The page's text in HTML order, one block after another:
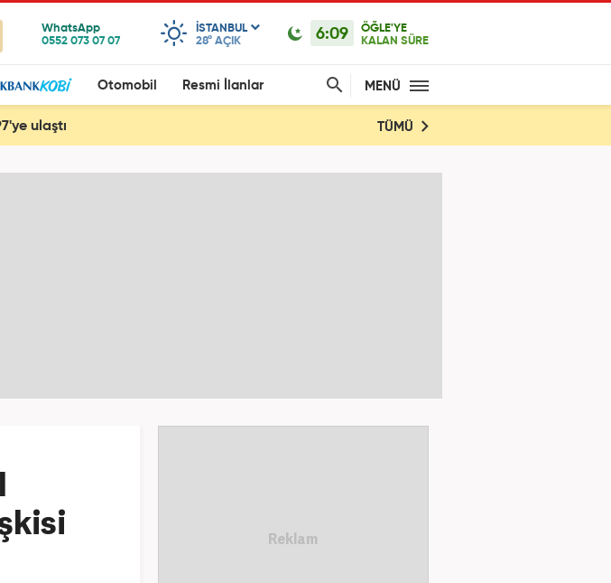
ISTANBUL
28° AÇIK 6:09
ÖĞLE'YE
KALAN SÜRE
Otomobil Resmi İlanlar MENÜ
ulaştı TÜMÜ